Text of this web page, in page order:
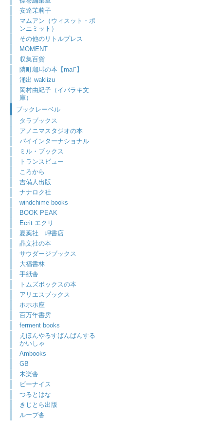
安達茉莉子
マムアン（ウィスット・ポ
ンニミット）
その他のリトルプレス
MOMENT
収集百貨
隣町珈琲の本【mal"】
涌出 wakiizu
岡村由紀子（イバラキ文
庫）
ブックレーベル
タラブックス
アノニマスタジオの本
パイインターナショナル
ミル・ブックス
トランスビュー
ころから
吉備人出版
ナナロク社
windchime books
BOOK PEAK
Ecrit エクリ
夏葉社 岬書店
晶文社の本
サウダージブックス
大福書林
手紙舎
トムズボックスの本
アリエスブックス
ホホホ座
百万年書房
ferment books
えほんやるすばんばんする
かいしゃ
Ambooks
GB
木楽舎
ビーナイス
つるとはな
きじとら出版
ループ舎